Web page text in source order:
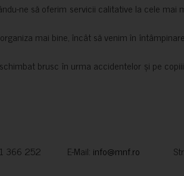
ne să oferim servicii calitative la cele
mai bine, încât să venim în
brusc în urma accidentelor și pe
366 252 E-Mail: info@mnf.ro Str.